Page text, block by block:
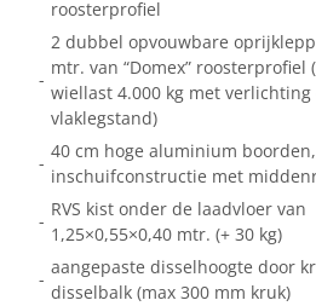
roosterprofiel
-
2 dubbel opvouwbare
mtr. van “Domex” roosterprofiel
wiellast 4.000 kg met verlichting
vlaklegstand)
-
40 cm hoge aluminium
inschuifconstructie met
-
RVS kist onder de laadvloer van
1,25×0,55×0,40 mtr. (+ 30 kg)
-
aangepaste disselhoogte door
disselbalk (max 300 mm kruk)